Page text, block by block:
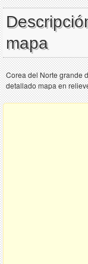
mapa
Corea del Norte grande
detallado mapa en